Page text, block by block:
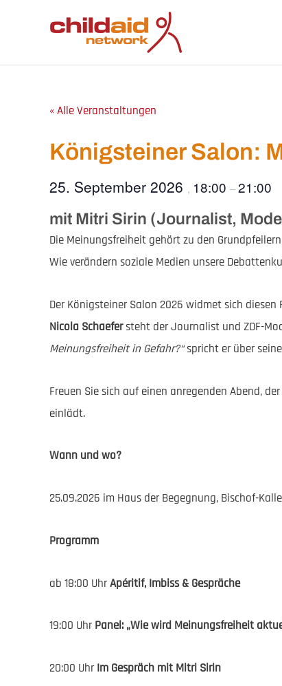
« Alle Veranstaltungen
Königsteiner Salon:
25. September 2026 , 18:00 –21:00
mit Mitri Sirin (Journalist,
Die Meinungsfreiheit gehört zu den
Wie verändern soziale Medien unsere
Der Königsteiner Salon 2026 widmet sich
Nicola Schaefersteht der Journalist und ZDF-
Meinungsfreiheit in Gefahr?“spricht er über
Freuen Sie sich auf einen anregenden Abend,
einlädt.
Wann und wo?
25.09.2026 im Haus der Begegnung, Bischof-
Programm
ab 18:00 UhrApéritif, Imbiss & Gespräche
19:00 Uhr Panel: „Wie wird Meinungsfreiheit
20:00 Uhr Im Gespräch mit Mitri Sirin